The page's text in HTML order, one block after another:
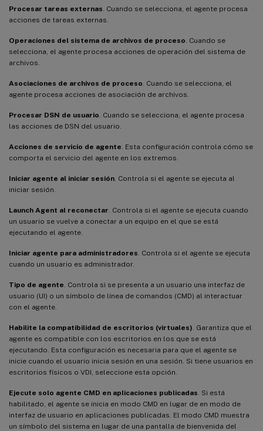
Procesar tareas externas . Cuando se selecciona, el agente procesa
acciones de tareas externas.
Operaciones del sistema de archivos de proceso . Cuando se
selecciona, el agente procesa acciones de operación del sistema de
archivos.
Asociaciones de archivos de proceso . Cuando se selecciona, el
agente procesa acciones de asociación de archivos.
Procesar DSN de usuario . Cuando se selecciona, el agente procesa
las acciones de DSN del usuario.
Acciones de servicio de agente . Esta configuración controla cómo se
comporta el servicio del agente en los extremos.
Iniciar agente al iniciar sesión . Controla si el agente se ejecuta al
iniciar sesión.
Launch Agent al reconectar . Controla si el agente se ejecuta cuando
un usuario se vuelve a conectar a un equipo en el que se está
ejecutando el agente.
Iniciar agente para administradores . Controla si el agente se ejecuta
cuando un usuario es administrador.
Tipo de agente . Controla si se presenta a un usuario una interfaz de
usuario (UI) o un símbolo de línea de comandos (CMD) al interactuar
con el agente.
Habilite la compatibilidad de escritorios (virtuales) . Garantiza que el
agente es compatible con los escritorios en los que se está
ejecutando. Esta configuración es necesaria para que el agente se
inicie cuando el usuario inicia sesión en una sesión. Si tiene usuarios en
escritorios físicos o VDI, seleccione esta opción.
Ejecute solo agente CMD en aplicaciones publicadas . Si está
habilitado, el agente se inicia en modo CMD en lugar de en modo de
interfaz de usuario en aplicaciones publicadas. El modo CMD muestra
un símbolo del sistema en lugar de una pantalla de bienvenida del